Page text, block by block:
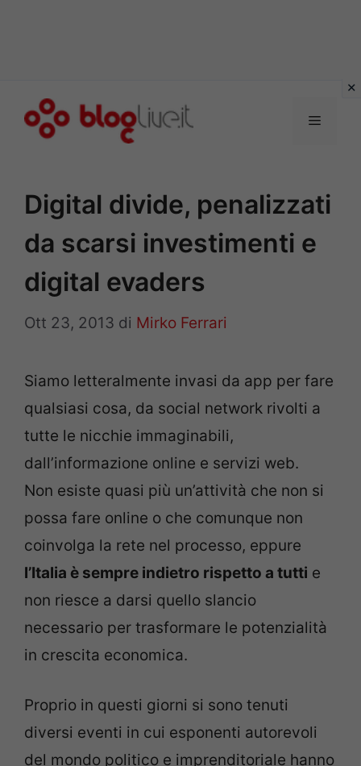
Menu
Digital divide, penalizzati
da scarsi investimenti e
digital evaders
Ott 23, 2013 di Mirko Ferrari
Siamo letteralmente invasi da app per fare
qualsiasi cosa, da social network rivolti a
tutte le nicchie immaginabili,
dall’informazione online e servizi web.
Non esiste quasi più un’attività che non si
possa fare online o che comunque non
coinvolga la rete nel processo, eppure
l’Italia è sempre indietro rispetto a tutti e
non riesce a darsi quello slancio
necessario per trasformare le potenzialità
in crescita economica.
Proprio in questi giorni si sono tenuti
diversi eventi in cui esponenti autorevoli
del mondo politico e imprenditoriale hanno